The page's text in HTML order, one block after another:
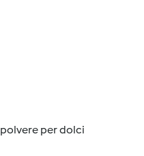
per dolci